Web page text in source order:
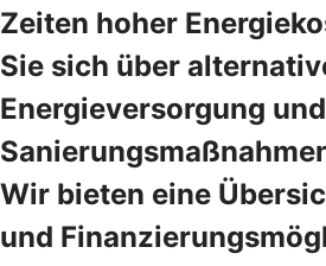
Zeiten hoher
Sie sich über
Energieversorgung
Wir bieten eine
und